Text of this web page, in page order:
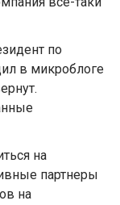
по
в микроблоге
на
партнеры
на